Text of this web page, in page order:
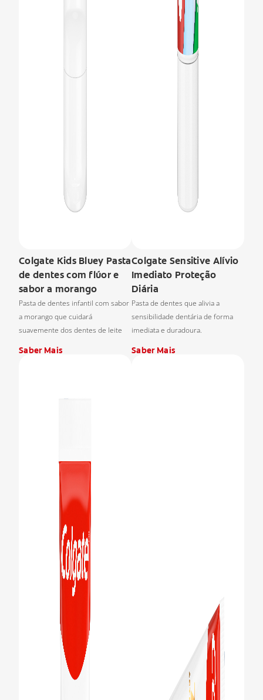
Colgate Kids Bluey Pasta
de dentes com flúor e
sabor a morango
Pasta de dentes infantil com sabor
a morango que cuidará
suavemente dos dentes de leite
Saber Mais
Colgate Sensitive Alívio
Imediato Proteção
Diária
Pasta de dentes que alivia a
sensibilidade dentária de forma
imediata e duradoura.
Saber Mais